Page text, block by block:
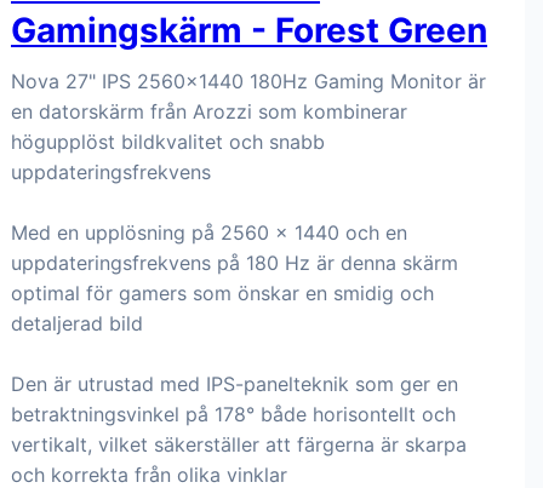
Gamingskärm - Forest Green
Nova 27" IPS 2560x1440 180Hz Gaming Monitor är
en datorskärm från Arozzi som kombinerar
högupplöst bildkvalitet och snabb
uppdateringsfrekvens
Med en upplösning på 2560 x 1440 och en
uppdateringsfrekvens på 180 Hz är denna skärm
optimal för gamers som önskar en smidig och
detaljerad bild
Den är utrustad med IPS-panelteknik som ger en
betraktningsvinkel på 178° både horisontellt och
vertikalt, vilket säkerställer att färgerna är skarpa
och korrekta från olika vinklar